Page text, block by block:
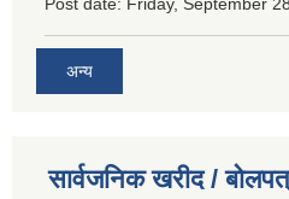
अन्य
सार्वजनिक खरीद /